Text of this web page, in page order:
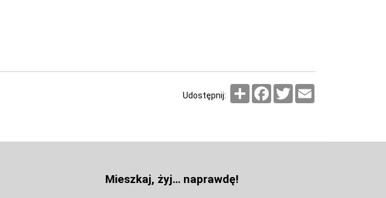
Udostępnij:
Podziel
się
Facebook
Twitter
Mieszkaj, żyj… naprawdę!